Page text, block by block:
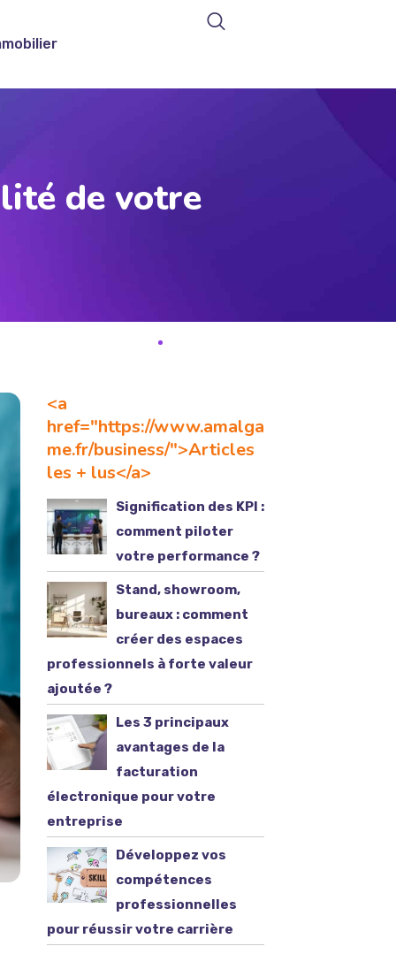
de votre
<a
href="https://www.amalga
me.fr/business/">Articles
les + lus</a>
Signification des KPI :
comment piloter
votre performance ?
Stand, showroom,
bureaux : comment
créer des espaces
professionnels à forte valeur
ajoutée ?
Les 3 principaux
avantages de la
facturation
électronique pour votre
entreprise
Développez vos
compétences
professionnelles
pour réussir votre carrière